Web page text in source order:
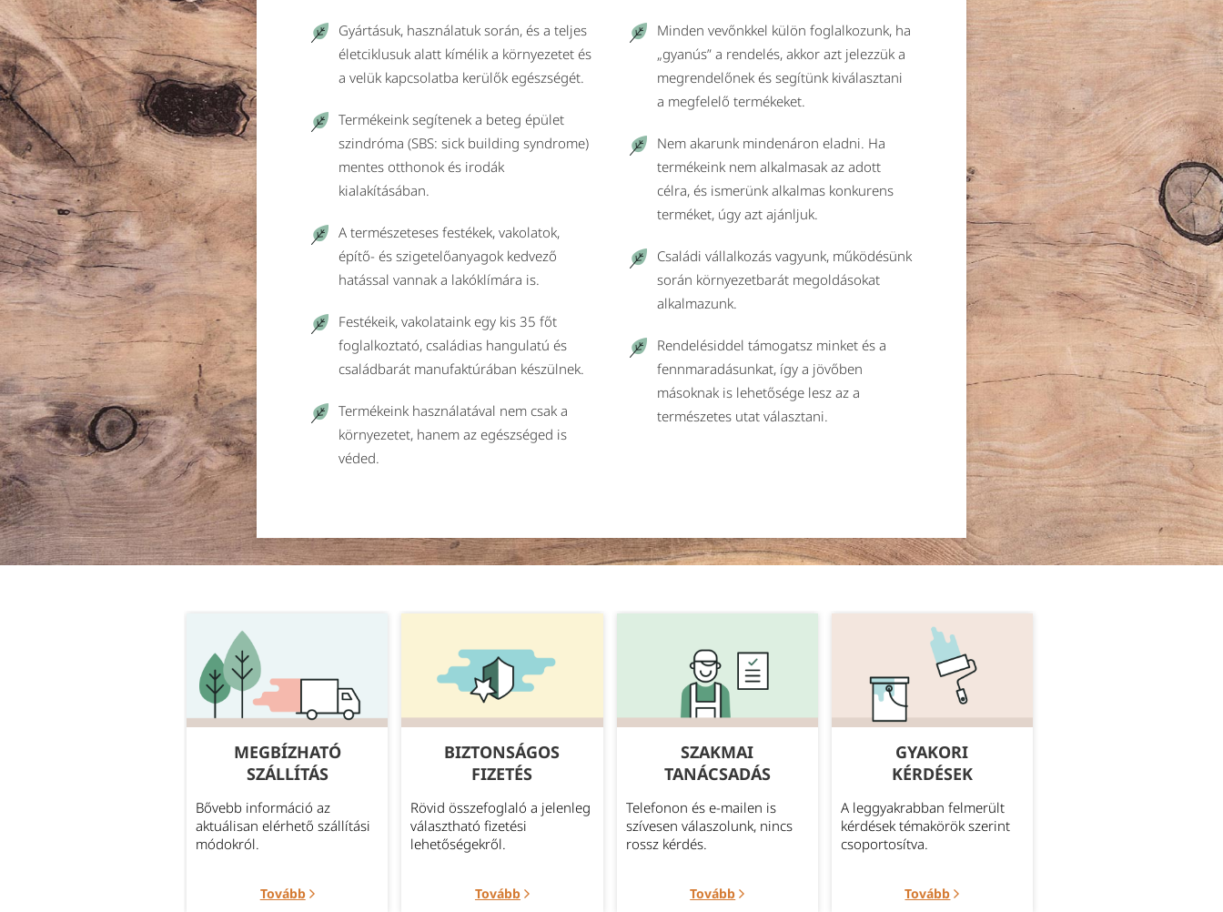
Gyártásuk, használatuk során, és a teljes
életciklusuk alatt kímélik a környezetet és
a velük kapcsolatba kerülők egészségét.
Termékeink segítenek a beteg épület
szindróma (SBS: sick building syndrome)
mentes otthonok és irodák
kialakításában.
A természeteses festékek, vakolatok,
építő- és szigetelőanyagok kedvező
hatással vannak a lakóklímára is.
Festékeik, vakolataink egy kis 35 főt
foglalkoztató, családias hangulatú és
családbarát manufaktúrában készülnek.
Termékeink használatával nem csak a
környezetet, hanem az egészséged is
véded.
Minden vevőnkkel külön foglalkozunk, ha
„gyanús” a rendelés, akkor azt jelezzük a
megrendelőnek és segítünk kiválasztani
a megfelelő termékeket.
Nem akarunk mindenáron eladni. Ha
termékeink nem alkalmasak az adott
célra, és ismerünk alkalmas konkurens
terméket, úgy azt ajánljuk.
Családi vállalkozás vagyunk, működésünk
során környezetbarát megoldásokat
alkalmazunk.
Rendelésiddel támogatsz minket és a
fennmaradásunkat, így a jövőben
másoknak is lehetősége lesz az a
természetes utat választani.
MEGBÍZHATÓ
SZÁLLÍTÁS
Bővebb információ az
aktuálisan elérhető szállítási
módokról.
Tovább
BIZTONSÁGOS
FIZETÉS
Rövid összefoglaló a jelenleg
választható fizetési
lehetőségekről.
Tovább
SZAKMAI
TANÁCSADÁS
Telefonon és e-mailen is
szívesen válaszolunk, nincs
rossz kérdés.
Tovább
GYAKORI
KÉRDÉSEK
A leggyakrabban felmerült
kérdések témakörök szerint
csoportosítva.
Tovább